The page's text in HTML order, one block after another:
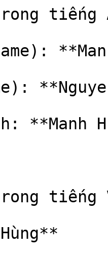
tiếng
**Manh